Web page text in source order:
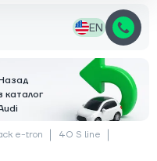
EN
каталог
e-tron
40 S line